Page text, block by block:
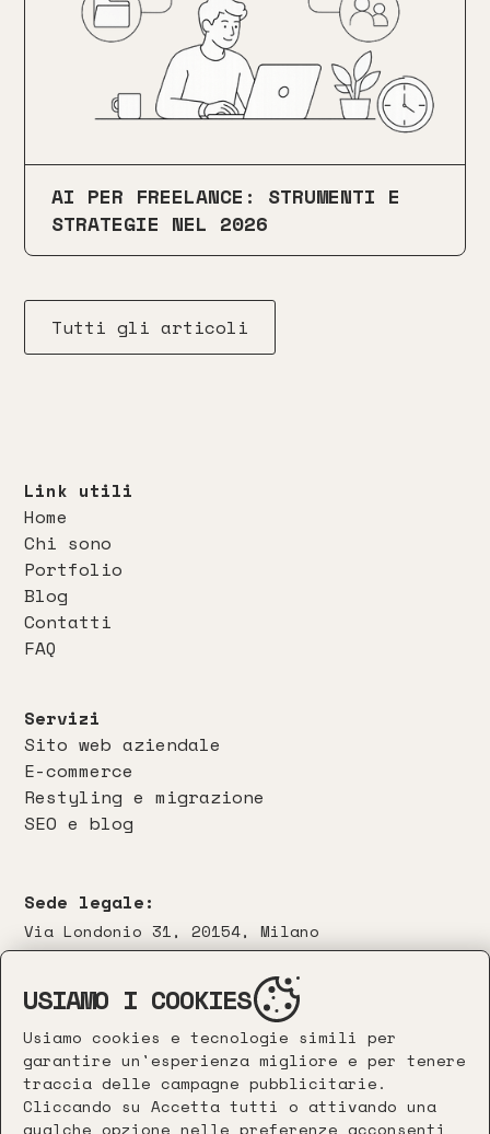
AI PER FREELANCE: STRUMENTI E
STRATEGIE NEL 2026
Tutti gli articoli
Sede legale:
Via Londonio 31, 20154, Milano
info@leonefinzi.com
Link utili
Home
Chi sono
Portfolio
Blog
Contatti
FAQ
Servizi
Sito web aziendale
E-commerce
Restyling e migrazione
SEO e blog
USIAMO I COOKIES
Usiamo cookies e tecnologie simili per
garantire un'esperienza migliore e per tenere
traccia delle campagne pubblicitarie.
Cliccando su Accetta tutti o attivando una
qualche opzione nelle preferenze acconsenti